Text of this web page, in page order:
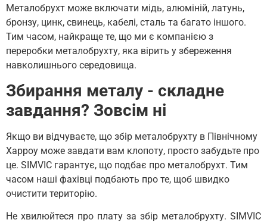
Металобрухт може включати мідь, алюміній, латунь,
бронзу, цинк, свинець, кабелі, сталь та багато іншого.
Тим часом, найкраще те, що ми є компанією з
переробки металобрухту, яка вірить у збереження
навколишнього середовища.
Збирання металу - складне
завдання? Зовсім ні
Якщо ви відчуваєте, що збір металобрухту в Північному
Харроу може завдати вам клопоту, просто забудьте про
це. SIMVIC гарантує, що подбає про металобрухт. Тим
часом наші фахівці подбають про те, щоб швидко
очистити територію.
Не хвилюйтеся про плату за збір металобрухту. SIMVIC